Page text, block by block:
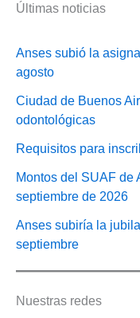
Últimas noticias
Anses subió la
agosto
Ciudad de Buenos
odontológicas
Requisitos para
Montos del SUAF de
septiembre de 2026
Anses subiría la
septiembre
Nuestras redes